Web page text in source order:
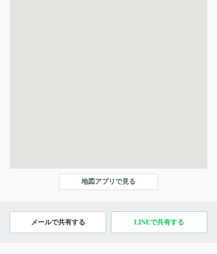
地図アプリで見る
メールで共有する LINEで共有する